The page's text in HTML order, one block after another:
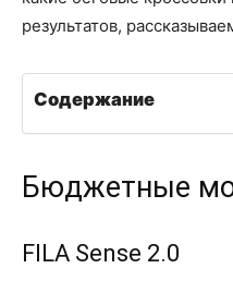
результатов,
Содержание
Бюджетные
FILA Sense 2.0